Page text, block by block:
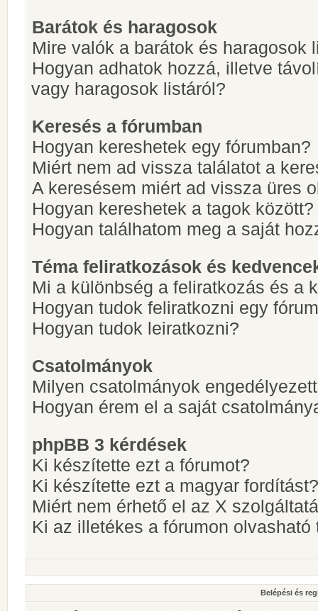
Barátok és haragosok
Mire valók a barátok és haragosok
Hogyan adhatok hozzá, illetve
vagy haragosok listáról?
Keresés a fórumban
Hogyan kereshetek egy fórumban?
Miért nem ad vissza találatot a
A keresésem miért ad vissza üres
Hogyan kereshetek a tagok között?
Hogyan találhatom meg a saját
Téma feliratkozások és
Mi a különbség a feliratkozás és a
Hogyan tudok feliratkozni egy
Hogyan tudok leiratkozni?
Csatolmányok
Milyen csatolmányok
Hogyan érem el a saját
phpBB 3 kérdések
Ki készítette ezt a fórumot?
Ki készítette ezt a magyar fordítást?
Miért nem érhető el az X
Ki az illetékes a fórumon
Belépési és